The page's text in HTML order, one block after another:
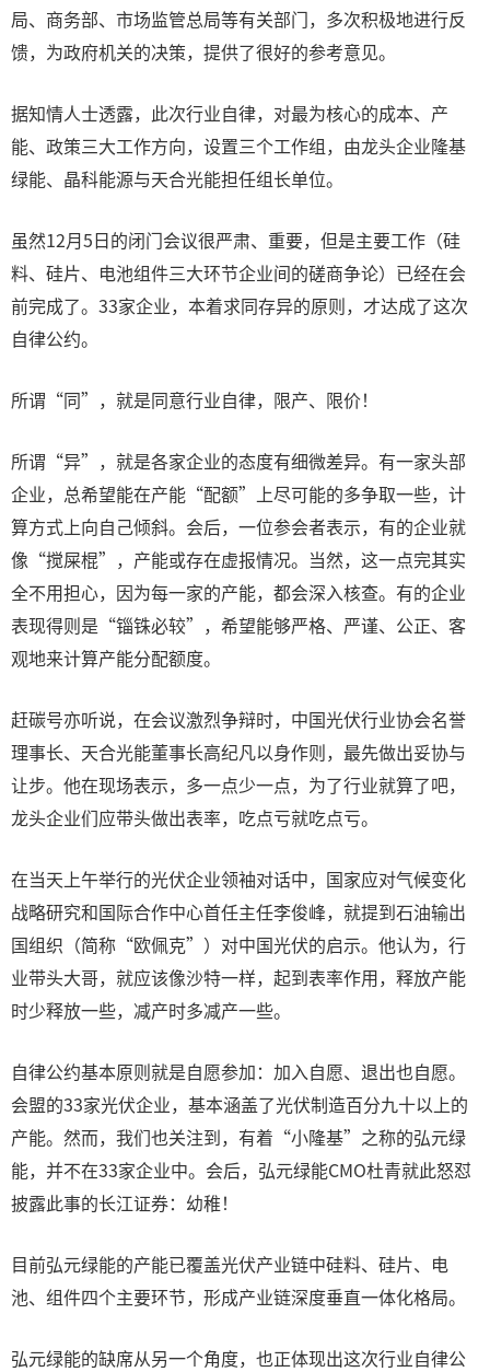
局、商务部、市场监管总局等有关部门，多次积极地进行反
馈，为政府机关的决策，提供了很好的参考意见。
据知情人士透露，此次行业自律，对最为核心的成本、产
能、政策三大工作方向，设置三个工作组，由龙头企业隆基
绿能、晶科能源与天合光能担任组长单位。
虽然12月5日的闭门会议很严肃、重要，但是主要工作（硅
料、硅片、电池组件三大环节企业间的磋商争论）已经在会
前完成了。33家企业，本着求同存异的原则，才达成了这次
自律公约。
所谓“同”，就是同意行业自律，限产、限价！
所谓“异”，就是各家企业的态度有细微差异。有一家头部
企业，总希望能在产能“配额”上尽可能的多争取一些，计
算方式上向自己倾斜。会后，一位参会者表示，有的企业就
像“搅屎棍”，产能或存在虚报情况。当然，这一点完其实
全不用担心，因为每一家的产能，都会深入核查。有的企业
表现得则是“锱铢必较”，希望能够严格、严谨、公正、客
观地来计算产能分配额度。
赶碳号亦听说，在会议激烈争辩时，中国光伏行业协会名誉
理事长、天合光能董事长高纪凡以身作则，最先做出妥协与
让步。他在现场表示，多一点少一点，为了行业就算了吧，
龙头企业们应带头做出表率，吃点亏就吃点亏。
在当天上午举行的光伏企业领袖对话中，国家应对气候变化
战略研究和国际合作中心首任主任李俊峰，就提到石油输出
国组织（简称“欧佩克”）对中国光伏的启示。他认为，行
业带头大哥，就应该像沙特一样，起到表率作用，释放产能
时少释放一些，减产时多减产一些。
自律公约基本原则就是自愿参加：加入自愿、退出也自愿。
会盟的33家光伏企业，基本涵盖了光伏制造百分九十以上的
产能。然而，我们也关注到，有着“小隆基”之称的弘元绿
能，并不在33家企业中。会后，弘元绿能CMO杜青就此怒怼
披露此事的长江证券：幼稚！
目前弘元绿能的产能已覆盖光伏产业链中硅料、硅片、电
池、组件四个主要环节，形成产业链深度垂直一体化格局。
弘元绿能的缺席从另一个角度，也正体现出这次行业自律公